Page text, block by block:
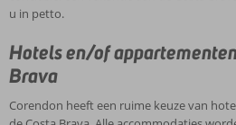
u in petto.
Hotels en/of
Brava
Corendon heeft een ruime keuze van